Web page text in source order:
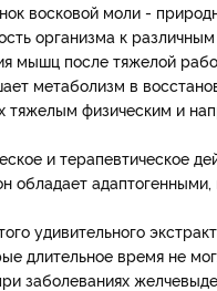
восковой моли -
организма к
мышц после тяжелой
метаболизм в
тяжелым физическим и
и терапевтическое
обладает
удивительного
длительное время не
заболеваниях